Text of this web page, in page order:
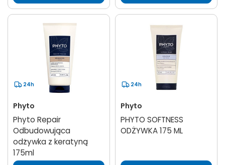
24h
Phyto
Phyto Repair
Odbudowująca
odżywka z keratyną
175ml
24h
Phyto
PHYTO SOFTNESS
ODŻYWKA 175 ML